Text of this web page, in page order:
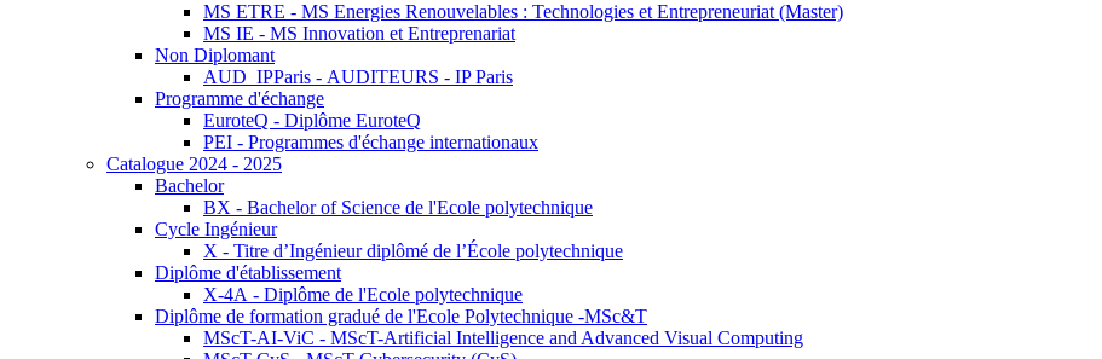
MS ETRE - MS Energies Renouvelables : Technologies et Entrepreneuriat (Master)
MS IE - MS Innovation et Entreprenariat
Non Diplomant
AUD_IPParis - AUDITEURS - IP Paris
Programme d'échange
EuroteQ - Diplôme EuroteQ
PEI - Programmes d'échange internationaux
Catalogue 2024 - 2025
Bachelor
BX - Bachelor of Science de l'Ecole polytechnique
Cycle Ingénieur
X - Titre d’Ingénieur diplômé de l’École polytechnique
Diplôme d'établissement
X-4A - Diplôme de l'Ecole polytechnique
Diplôme de formation gradué de l'Ecole Polytechnique -MSc&T
MScT-AI-ViC - MScT-Artificial Intelligence and Advanced Visual Computing